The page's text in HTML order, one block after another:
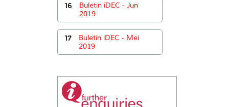
16
Buletin iDEC - Jun
2019
17
Buletin iDEC - Mei
2019